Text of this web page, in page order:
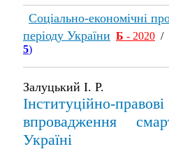
Соціально-економічні
періоду України Б - 2020 /
5)
Залуцький І. Р.
Інституційно-
впровадження
Україні